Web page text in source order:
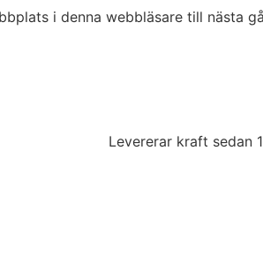
i denna webbläsare till nästa
Levererar kraft sedan